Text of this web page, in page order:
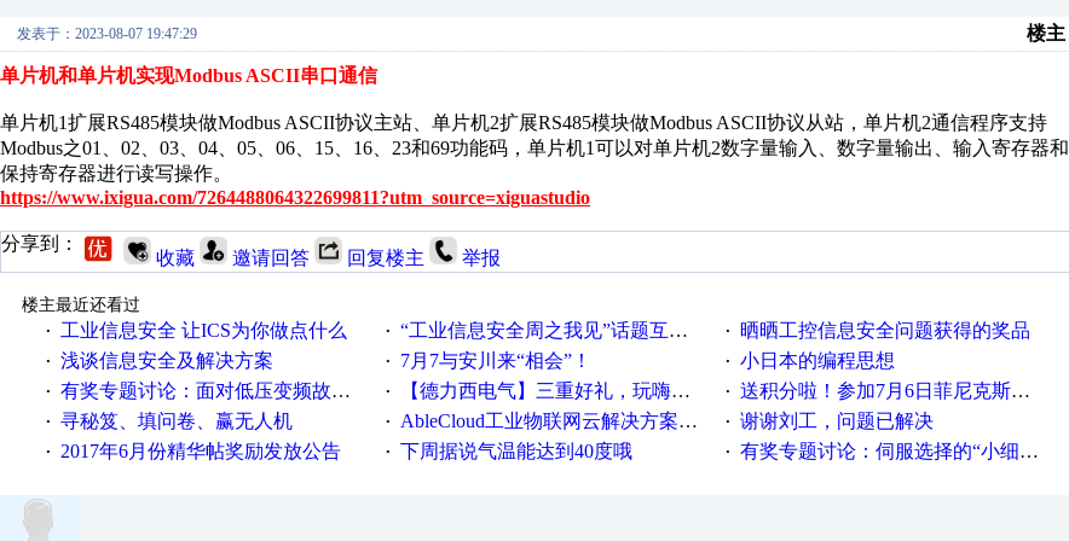
发表于：2023-08-07 19:47:29 楼主
单片机和单片机实现Modbus ASCII串口通信
单片机1扩展RS485模块做Modbus ASCII协议主站、单片机2扩展RS485模块做Modbus ASCII协议从站，单片机2通信程序支持
Modbus之01、02、03、04、05、06、15、16、23和69功能码，单片机1可以对单片机2数字量输入、数字量输出、输入寄存器和
保持寄存器进行读写操作。
https://www.ixigua.com/7264488064322699811?utm_source=xiguastudio
分享到：
收藏 邀请回答 回复楼主 举报
楼主最近还看过
·
工业信息安全 让ICS为你做点什么 · “工业信息安全周之我见”话题互动获奖名单发布公告 · 晒晒工控信息安全问题获得的奖品
· 浅谈信息安全及解决方案 · 7月7与安川来“相会”！ · 小日本的编程思想
· 有奖专题讨论：面对低压变频故障，老手是这样解决的！ · 【德力西电气】三重好礼，玩嗨夏日！ · 送积分啦！参加7月6日菲尼克斯在线研讨会即得
· 寻秘笈、填问卷、赢无人机 · AbleCloud工业物联网云解决方案实践及应用 · 谢谢刘工，问题已解决
· 2017年6月份精华帖奖励发放公告 · 下周据说气温能达到40度哦 · 有奖专题讨论：伺服选择的“小细节大学问”奖励公告